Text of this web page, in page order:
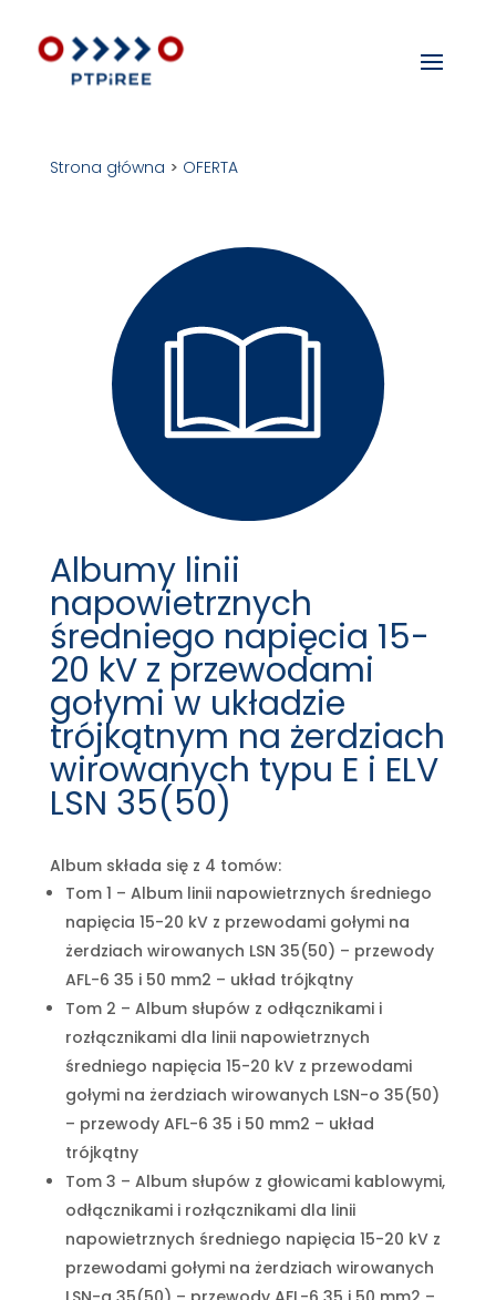
Strona główna > OFERTA
Albumy linii
napowietrznych
średniego napięcia 15-
20 kV z przewodami
gołymi w układzie
trójkątnym na żerdziach
wirowanych typu E i ELV
LSN 35(50)
Album składa się z 4 tomów:
Tom 1 – Album linii napowietrznych średniego
napięcia 15-20 kV z przewodami gołymi na
żerdziach wirowanych LSN 35(50) – przewody
AFL-6 35 i 50 mm2 – układ trójkątny
Tom 2 – Album słupów z odłącznikami i
rozłącznikami dla linii napowietrznych
średniego napięcia 15-20 kV z przewodami
gołymi na żerdziach wirowanych LSN-o 35(50)
– przewody AFL-6 35 i 50 mm2 – układ
trójkątny
Tom 3 – Album słupów z głowicami kablowymi,
odłącznikami i rozłącznikami dla linii
napowietrznych średniego napięcia 15-20 kV z
przewodami gołymi na żerdziach wirowanych